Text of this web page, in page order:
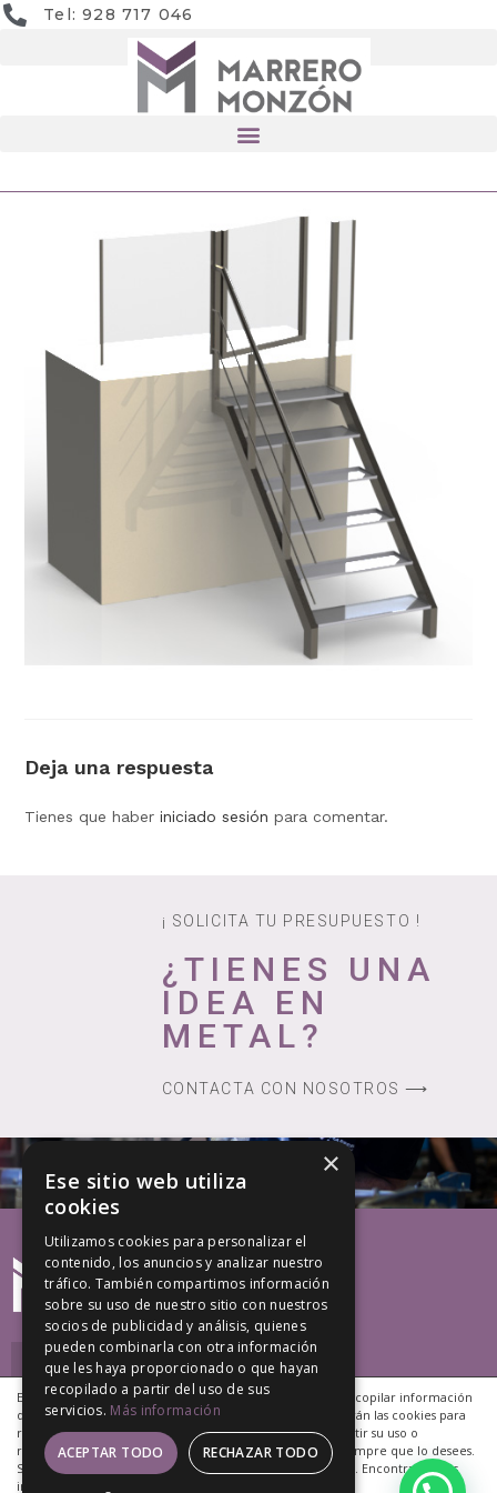
Este sitio web utiliza cookies propias y de terceros para recopilar información
que ayuda a optimizar tu visita a sus páginas. NO se utilizarán las cookies para
recoger información de carácter personal. Puedes permitir su uso o
rechazarlo, también puedes cambiar su configuración siempre que lo desees.
Si continúas navegando, consideramos que aceptas tu uso. Encontrarás más
información en nuestra
Tel: 928 717 046
Deja una respuesta
Tienes que haberiniciado sesión para comentar.
¡ SOLICITA TU PRESUPUESTO !
¿TIENES UNA
IDEA EN
METAL?
CONTACTA CON NOSOTROS ⟶
Copyright © 2020 Marrero Monzón, S.L.
Desarrollo Web EP Soluciones We Talk Marketing
×
Ese sitio web utiliza
cookies
Utilizamos cookies para personalizar el
contenido, los anuncios y analizar nuestro
tráfico. También compartimos información
sobre su uso de nuestro sitio con nuestros
socios de publicidad y análisis, quienes
pueden combinarla con otra información
que les haya proporcionado o que hayan
recopilado a partir del uso de sus
servicios. Más información
ACEPTAR TODO RECHAZAR TODO